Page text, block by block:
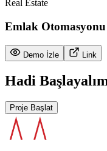
Real Estate
Emlak Otomasyonu
Demo İzle Link
Hadi
Proje Başlat